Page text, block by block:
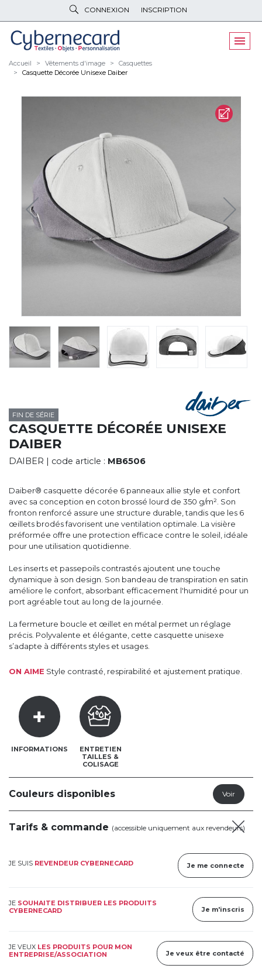
CONNEXION INSCRIPTION
VÊTEMENTSDE TRAVAIL
VÊTEMENTS D'IMAGE
MAISON
NOUVEAUTÉS
RESPONSABLE
MARQUES & CERTIFICATS
TECHNIQUES MARQUAGE
BLOG
Accueil Vêtements d'image
Casquettes
Casquette Décorée Unisexe Daiber
FIN DE SÉRIE
CASQUETTE DÉCORÉE UNISEXE
DAIBER
DAIBER | code article : MB6506
Daiber® casquette décorée 6 panneaux allie style et confort
avec sa conception en coton brossé lourd de 350 g/m². Son
fronton renforcé assure une structure durable, tandis que les 6
œillets brodés favorisent une ventilation optimale. La visière
préformée offre une protection efficace contre le soleil, idéale
pour une utilisation quotidienne.
Les inserts et passepoils contrastés ajoutent une touche
dynamique à son design. Son bandeau de transpiration en satin
améliore le confort, absorbant efficacement l'humidité pour un
port agréable tout au long de la journée.
La fermeture boucle et œillet en métal permet un réglage
précis. Polyvalente et élégante, cette casquette unisexe
s’adapte à différents styles et usages.
ON AIME Style contrasté, respirabilité et ajustement pratique.
INFORMATIONS
ENTRETIEN
TAILLES &
COLISAGE
Couleurs disponibles
Tarifs & commande (accessible uniquement aux revendeurs)
JE SUIS REVENDEUR CYBERNECARD Je me connecte
JE SOUHAITE DISTRIBUER LES PRODUITS
CYBERNECARD
Je m'inscris
JE VEUX LES PRODUITS POUR MON
ENTREPRISE/ASSOCIATION
Je veux être contacté